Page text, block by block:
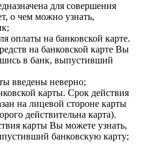
для совершения
о чем можно узнать,
оплаты на банковской карте.
на банковской карте Вы
в банк, выпустивший
введены неверно;
карты. Срок действия
на лицевой стороне карты
действительна карта).
карты Вы можете узнать,
банковскую карту;